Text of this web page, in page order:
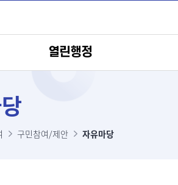
열린행정
구민참여/제안 자유마당